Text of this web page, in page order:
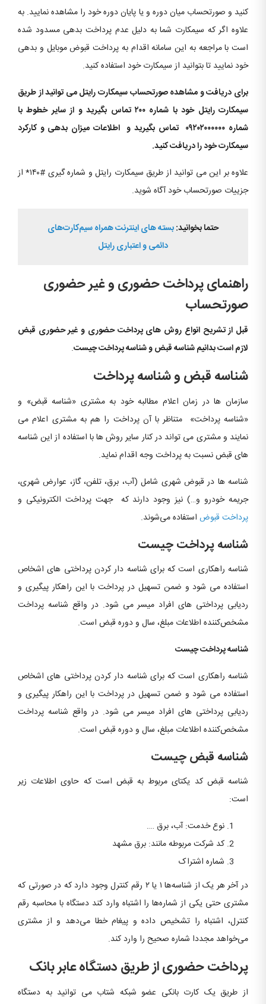
کنید و صورتحساب میان دوره و یا پایان دوره خود را مشاهده نمایید. به
علاوه اگر که سیمکارت شما به دلیل عدم پرداخت بدهی مسدود شده
است با مراجعه به این سامانه اقدام به پرداخت قبوض موبایل و بدهی
خود نمایید تا بتوانید از سیمکارت خود استفاده کنید.
برای دریافت ومشاهدهصورتحساب سیمکارت رایتل می توانید از طریق
سیمکارت رایتل خود با شماره ۲۰۰ تماس بگیرید و از سایر خطوط با
شماره ۰۹۲۰۲۰۰۰۰۰۰ تماس بگیرید و اطلاعات میزان بدهی و کارکرد
سیمکارت خود را دریافت کنید.
علاوه بر این می توانید از طریق سیمکارت رایتل و شماره گیری #۱۴۰* از
جزییات صورتحساب خود آگاه شوید.
حتما بخوانید:بسته های اینترنت همراه سیم‌کارت‌های
دائمی و اعتباری رایتل
راهنمای پرداخت حضوری و غیر حضوری
صورتحساب
قبل از تشریح انواع روش های پرداخت حضوری و غیر حضوری قبض
لازم است بدانیم شناسه قبض و شناسه پرداخت چیست.
شناسه قبض و شناسه پرداخت
سازمان ها در زمان اعلام مطالبه خود به مشتری «شناسه قبض» و
«شناسه پرداخت» متناظر با آن پرداخت را هم به مشتری اعلام می
نمایند و مشتری می تواند در کنار سایر روش ها با استفاده از این شناسه
های قبض نسبت به پرداخت وجه اقدام نماید.
شناسه ها در قبوض شهری شامل (آب، برق، تلفن، گاز، عوارض شهری،
جریمه خودرو و…) نیز وجود دارند که جهت پرداخت الکترونیکی و
پرداخت قبوض استفاده می‌شوند.
شناسه پرداخت چیست
شناسه راهکاری است که برای شناسه دار کردن پرداختی های اشخاص
استفاده می شود و ضمن تسهیل در پرداخت با این راهکار پیگیری و
ردیابی پرداختی های افراد میسر می شود. در واقع شناسه پرداخت
مشخص‌کننده اطلاعات مبلغ، سال و دوره قبض است.
شناسه پرداخت چیست
شناسه راهکاری است که برای شناسه دار کردن پرداختی های اشخاص
استفاده می شود و ضمن تسهیل در پرداخت با این راهکار پیگیری و
ردیابی پرداختی های افراد میسر می شود. در واقع شناسه پرداخت
مشخص‌کننده اطلاعات مبلغ، سال و دوره قبض است.
شناسه قبضچیست
شناسه قبض کد یکتای مربوط به قبض است که حاوی اطلاعات زیر
است:
نوع خدمت: آب، برق ….
کد شرکت مربوطه مانند: برق مشهد
شماره اشتراک
در آخر هر یک از شناسه‌ها ۱ یا ۲ رقم کنترل وجود دارد که در صورتی‌ که
مشتری حتی یکی از شماره‌ها را اشتباه وارد کند دستگاه با محاسبه رقم
کنترل، اشتباه را تشخیص داده و پیغام خطا می‌دهد و از مشتری
می‌خواهد مجددا شماره صحیح را وارد کند.
پرداخت حضوری از طریق دستگاه عابر بانک
از طریق یک کارت بانکی عضو شبکه شتاب می توانید به دستگاه